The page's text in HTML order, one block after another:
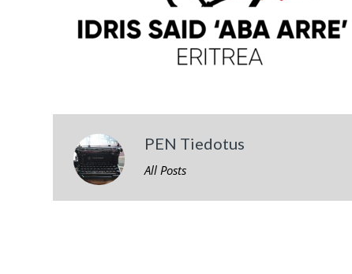
PEN Tiedotus
All Posts